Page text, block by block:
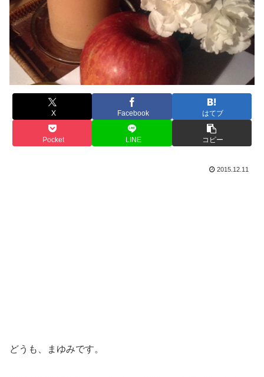
X Facebook はてブ
Pocket LINE コピー
2015.12.11
どうも、まゆみです。